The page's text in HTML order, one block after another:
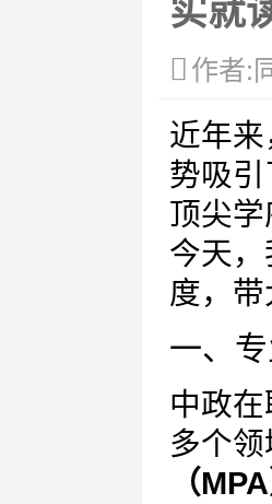
实就
作者:
近年来
势吸
顶尖
今天
度，带
一、
中政
多个
（MPA